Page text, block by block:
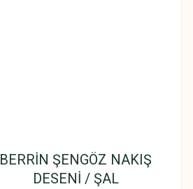
BERRİN ŞENGÖZ NAKIŞ
DESENİ / ŞAL